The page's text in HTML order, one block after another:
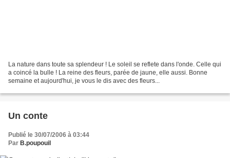
La nature dans toute sa splendeur ! Le soleil se reflete dans l'onde. Celle qui
a coincé la bulle ! La reine des fleurs, parée de jaune, elle aussi. Bonne
semaine et aujourd'hui, je vous le dis avec des fleurs...
Un conte
Publié le 30/07/2006 à 03:44
Par B.poupouil